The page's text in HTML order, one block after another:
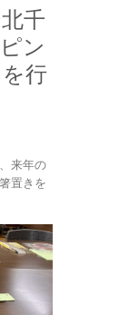
千
ン
行
来年の
置きを